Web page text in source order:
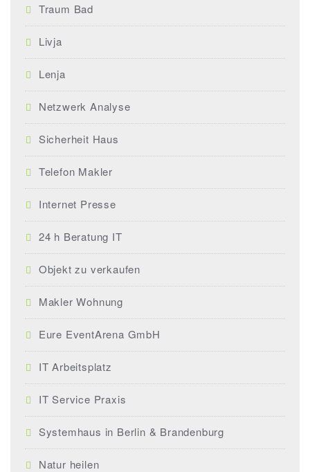
Traum Bad
Livja
Lenja
Netzwerk Analyse
Sicherheit Haus
Telefon Makler
Internet Presse
24 h Beratung IT
Objekt zu verkaufen
Makler Wohnung
Eure EventArena GmbH
IT Arbeitsplatz
IT Service Praxis
Systemhaus in Berlin & Brandenburg
Natur heilen